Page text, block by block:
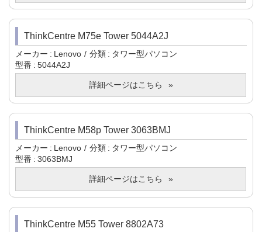
ThinkCentre M75e Tower 5044A2J
メーカー Lenovo 分類
タワー型パソコン
型番
5044A2J
詳細ページはこちら
ThinkCentre M58p Tower 3063BMJ
メーカー Lenovo 分類
タワー型パソコン
型番
3063BMJ
詳細ページはこちら
ThinkCentre M55 Tower 8802A73